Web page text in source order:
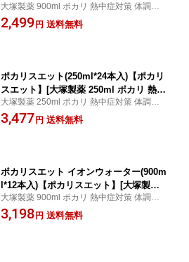
症対策 体調管理 水分補給]
大塚製薬 900ml ポカリ 熱中症対策 体調管
理 水分補給 / ポカリスエット / ポカリスエ
ット
2,499 円 送料無料
ポカリスエット(250ml*24本入)【ポカリ
スエット】[大塚製薬 250ml ポカリ 熱中
症対策 体調管理 水分補給]
大塚製薬 250ml ポカリ 熱中症対策 体調管
理 水分補給 / ポカリスエット / ポカリスエ
ット
3,477 円 送料無料
ポカリスエット イオンウォーター(900m
l*12本入)【ポカリスエット】[大塚製薬
900ml ポカリ 熱中症対策 体調管理 水分
補給]
大塚製薬 900ml ポカリ 熱中症対策 体調管
理 水分補給 / ポカリスエット / ポカリスエ
ット イオンウォーター
3,198 円 送料無料